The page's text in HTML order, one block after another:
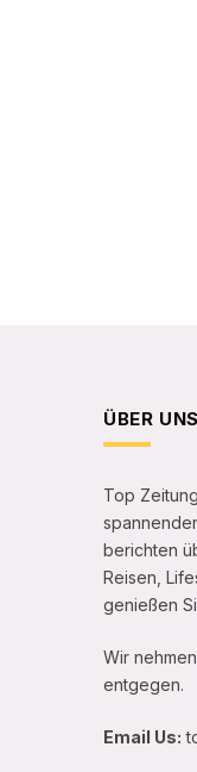
ÜBER UNS
Top
berichten
Reisen,
genießen
Wir
entgegen.
Email Us: